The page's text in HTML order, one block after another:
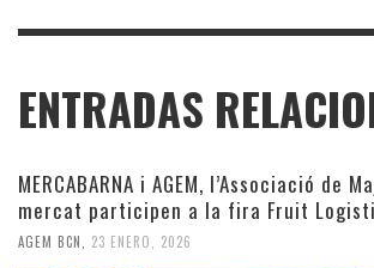
ENTRADAS
MERCABARNA i AGEM, l’Associació de
mercat participen a la fira Fruit
AGEM BCN 23 ENERO, 2026